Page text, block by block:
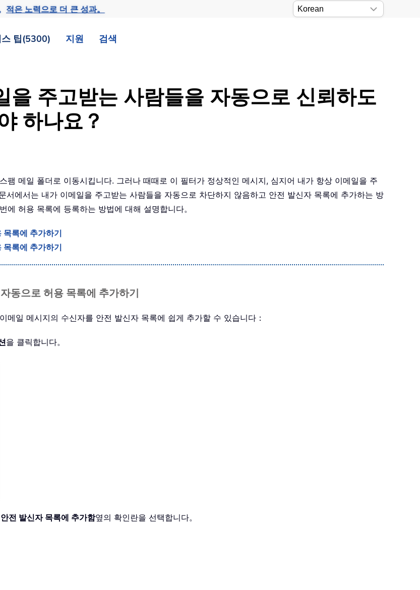
적은 노력으로 더 큰 성과。
팁(5300) 지원 검색
주고받는 사람들을 자동으로 신뢰하도
하나요？
메일 폴더로 이동시킵니다. 그러나 때때로 이 필터가 정상적인 메시지, 심지어 내가 항상 이메일을 주
에서는 내가 이메일을 주고받는 사람들을 자동으로 차단하지 않음하고 안전 발신자 목록에 추가하는 방
허용 목록에 등록하는 방법에 대해 설명합니다。
록에 추가하기
록에 추가하기
동으로 허용 목록에 추가하기
일 메시지의 수신자를 안전 발신자 목록에 쉽게 추가할 수 있습니다：
을 클릭합니다。
전 발신자 목록에 추가함옆의 확인란을 선택합니다。